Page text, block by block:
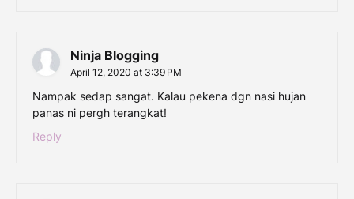
Ninja Blogging
April 12, 2020 at 3:39 PM
Nampak sedap sangat. Kalau pekena dgn nasi hujan
panas ni pergh terangkat!
Reply